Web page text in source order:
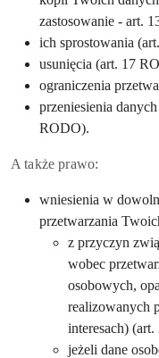
zastosowanie - art.
ich sprostowania
usunięcia (art. 17
ograniczenia
przeniesienia
RODO).
A także prawo:
wniesienia w
przetwarzania
z przyczyn
wobec
osobowych,
realizowanych
interesach)
jeżeli dane